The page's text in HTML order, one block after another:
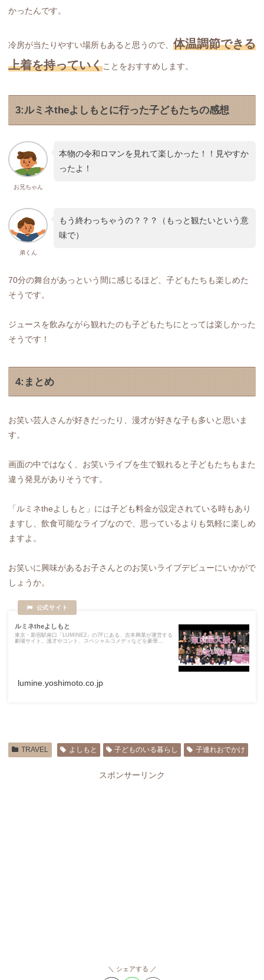
かったんです。
冷房が当たりやすい場所もあると思うので、 体温調節できる
上着を持っていくことをおすすめします。
3:ルミネtheよしもとに行った子どもたちの感想
お兄ちゃん
本物の令和ロマンを見れて楽しかった！！見やすか
ったよ！
弟くん
もう終わっちゃうの？？？（もっと観たいという意
味で）
70分の舞台があっという間に感じるほど、子どもたちも楽しめた
そうです。
ジュースを飲みながら観れたのも子どもたちにとっては楽しかった
そうです！
4:まとめ
お笑い芸人さんが好きだったり、漫才が好きな子も多いと思いま
す。
画面の中ではなく、お笑いライブを生で観れると子どもたちもまた
違う発見がありそうです。
「ルミネtheよしもと」には子ども料金が設定されている時もあり
ますし、飲食可能なライブなので、思っているよりも気軽に楽しめ
ますよ。
お笑いに興味があるお子さんとのお笑いライブデビューにいかがで
しょうか。
ルミネtheよしもと
東京・新宿駅南口「LUMINE2」の7Fにある、吉本興業が運営する
劇場サイト。漫才やコント、スペシャルコメディなどを豪華...
lumine.yoshimoto.co.jp
TRAVEL よしもと 子どものいる暮らし 子連れおでかけ
スポンサーリンク
シェアする